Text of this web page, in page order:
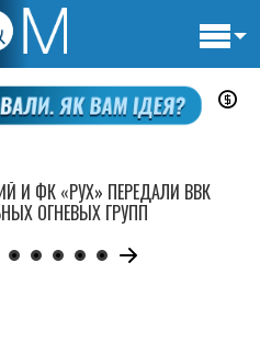
И ФК «РУХ» ПЕРЕДАЛИ ВВК
ОГНЕВЫХ ГРУПП